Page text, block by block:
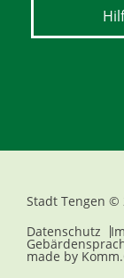
Stadt Tengen ©
Datenschutz
made by